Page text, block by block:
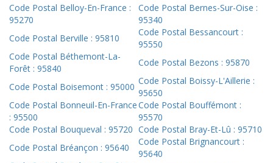
Code Postal Belloy-En-France :
95270
Code Postal Bernes-Sur-Oise :
95340
Code Postal Berville : 95810
Code Postal Bessancourt :
95550
Code Postal Béthemont-La-
Forêt : 95840
Code Postal Bezons : 95870
Code Postal Boisemont : 95000
Code Postal Boissy-L'Aillerie :
95650
Code Postal Bonneuil-En-France
: 95500
Code Postal Bouffémont :
95570
Code Postal Bouqueval : 95720 Code Postal Bray-Et-Lû : 95710
Code Postal Bréançon : 95640
Code Postal Brignancourt :
95640